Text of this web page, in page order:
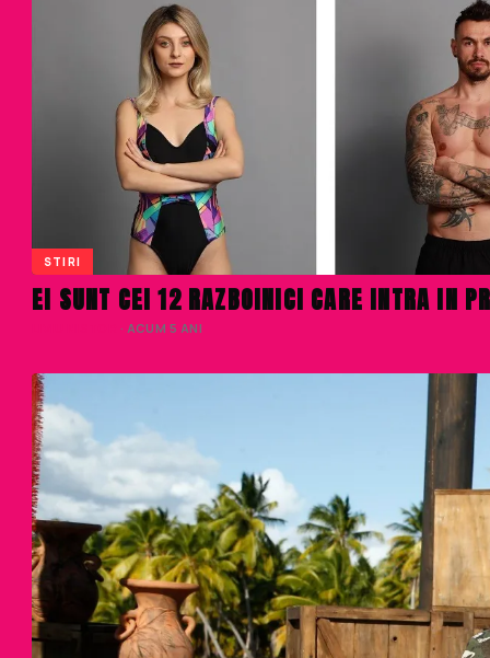
STIRI
EI SUNT CEI 12 RAZBOINICI CARE INTRA IN
· ACUM 5 ANI